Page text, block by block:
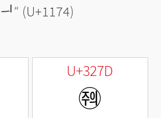
ᅴ“ (U+1174)
U+327D
㉽